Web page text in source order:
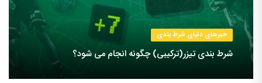
خبرهای دنیای شرط بندی
شرط بندی تیزر(ترکیبی) چگونه انجام می شود؟